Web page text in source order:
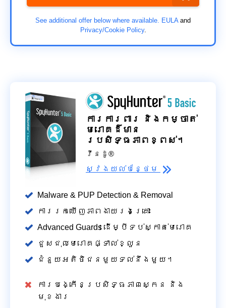
See additional offer below where available. EULAand
Privacy/Cookie Policy.
ការការពារ និងកម្ចាត់
មេរោគដ៏មាន
ប្រសិទ្ធភាពខ្ពស់។
វីនដូ®
ស្វែង​យល់​បន្ថែម
Malware & PUP Detection & Removal
ការរកឃើញភាពងាយរងគ្រោះ
Advanced Guards ដើម្បីទប់ស្កាត់មេរោគ
ជួសជុលមេរោគផ្ទាល់ខ្លួន
ជំនួយអតិថិជនមួយទល់នឹងមួយ។
ការបង្កើនប្រសិទ្ធភាពស្កេន និង
មុខងារ